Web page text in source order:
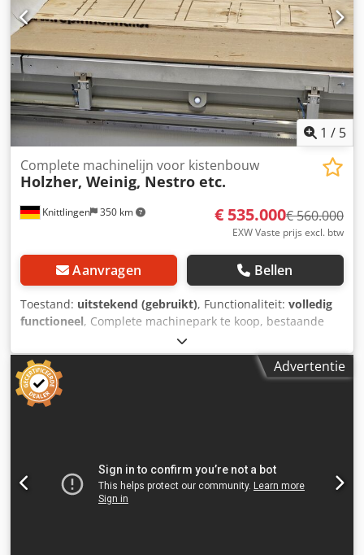
railsysteem, besturing en stalen omkasting. Dedpfx Ahezqy
R Uj Nswa
1 / 5
Knittlingen 350 km
Complete machinelijn voor kistenbouw
Holzher, Weinig, Nestro etc.
€ 535.000€ 560.000
EXW Vaste prijs excl. btw
Aanvragen Bellen
Toestand: uitstekend (gebruikt), Functionaliteit: volledig
functioneel, Complete machinepark te koop, bestaande
uit: Holzher machinepark in nieuwstaat (in gebruik sinds
6/2024) bestaande uit: Dedpfezh Hw Ajx Ah Newa Tectra
6120 Dynamic cirkelzaag, automatisch plaatmagazijn
Storemaster 5110 (ca. 12x18 m) Evolution 7450 verticaal
bewerkingscentrum Nextec 7705 nesting-
afzuigsysteem (in gebruik sinds 06/2024) bestaande uit:
filtertoren 11 kW + 7,5 kW (15.000 m³/h) briketteringspers
versnipperaar/verspaner leidingwerk voor alle machines,
Advertentie